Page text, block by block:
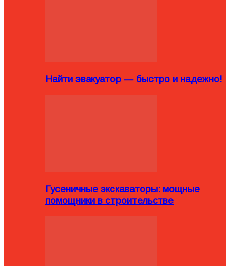
Найти эвакуатор — быстро и надежно!
Гусеничные экскаваторы: мощные
помощники в строительстве